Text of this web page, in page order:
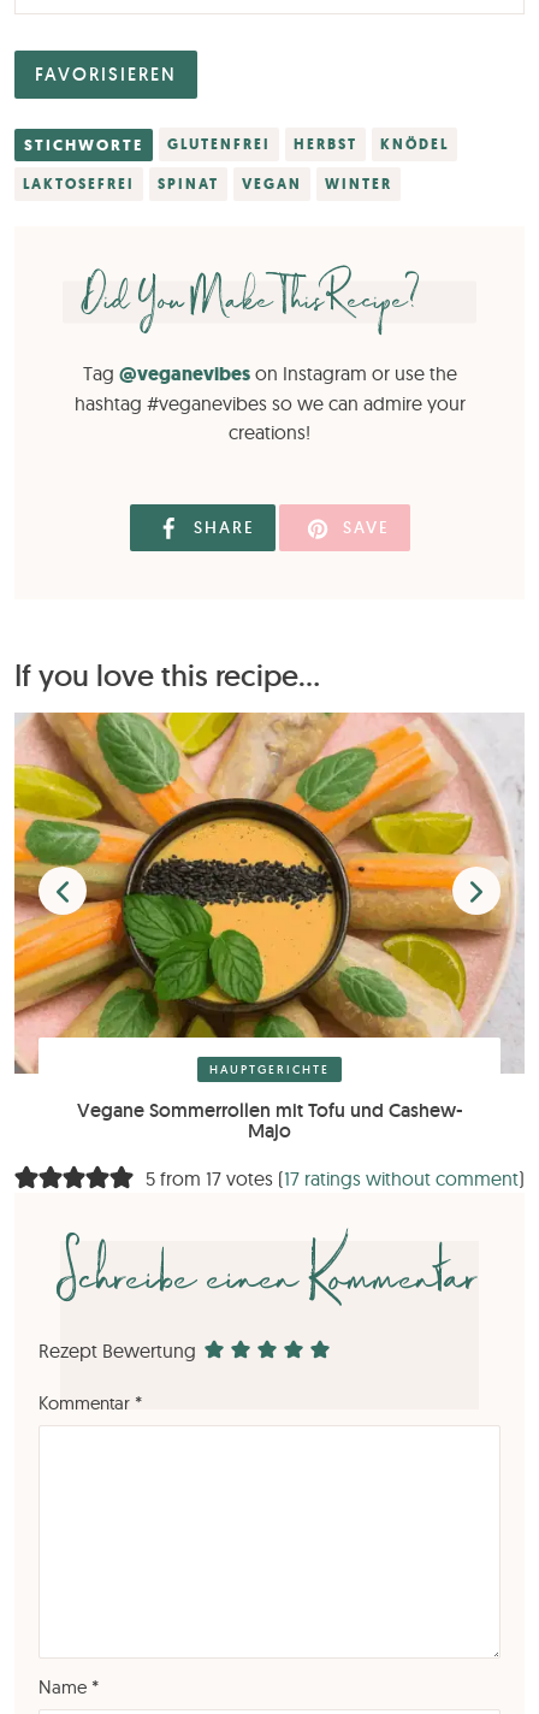
FAVORISIEREN
STICHWORTE GLUTENFREI HERBST KNÖDEL
LAKTOSEFREI SPINAT VEGAN WINTER
Did You Make This Recipe?
Tag @veganevibeson Instagram or use the
hashtag #veganevibes so we can admire your
creations!
SHARE SAVE
If you love this recipe...
HAUPTGERICHTE
Vegane Sommerrollen mit Tofu und Cashew-
Majo
5 from 17 votes (17 ratings without comment)
Schreibe einen Kommentar
Rezept Bewertung
Kommentar *
Name *